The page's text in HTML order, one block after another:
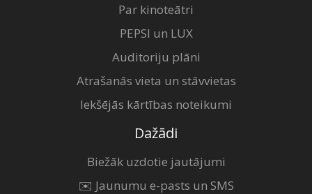
Par kinoteātri
PEPSI un LUX
Auditoriju plāni
Atrašanās vieta un stāvvietas
Iekšējās kārtības noteikumi
Dažādi
Biežāk uzdotie jautājumi
✉️ Jaunumu e-pasts un SMS